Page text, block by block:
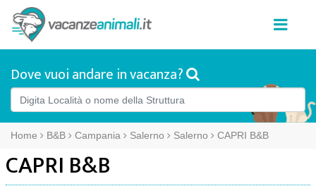
Dove vuoi andare in vacanza?
Home B&B Campania Salerno Salerno CAPRI B&B
CAPRI B&B